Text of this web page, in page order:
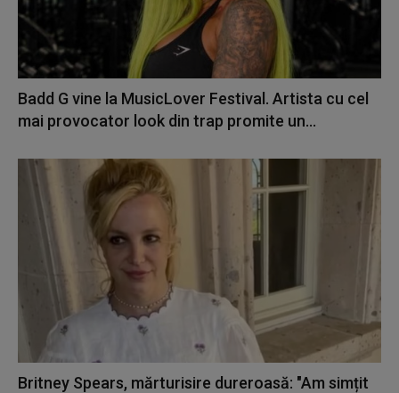
Badd G vine la MusicLover Festival. Artista cu cel
mai provocator look din trap promite un...
Britney Spears, mărturisire dureroasă: "Am simțit